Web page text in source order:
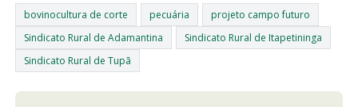
bovinocultura de corte pecuária
projeto campo futuro
Sindicato Rural de Adamantina
Sindicato Rural de Itapetininga
Sindicato Rural de Tupã